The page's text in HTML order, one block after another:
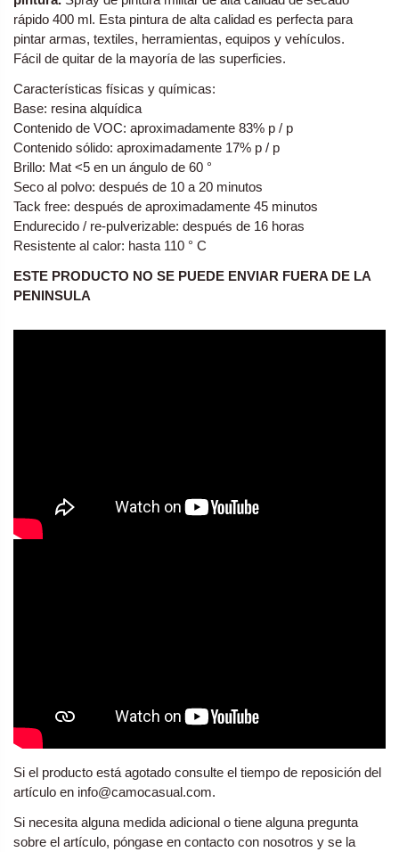
rápido 400 ml. Esta pintura de alta calidad es perfecta para
pintar armas, textiles, herramientas, equipos y vehículos.
Fácil de quitar de la mayoría de las superficies.
Características físicas y químicas:
Base: resina alquídica
Contenido de VOC: aproximadamente 83% p / p
Contenido sólido: aproximadamente 17% p / p
Brillo: Mat <5 en un ángulo de 60 °
Seco al polvo: después de 10 a 20 minutos
Tack free: después de aproximadamente 45 minutos
Endurecido / re-pulverizable: después de 16 horas
Resistente al calor: hasta 110 ° C
ESTE PRODUCTO NO SE PUEDE ENVIAR FUERA DE LA
PENINSULA
Si el producto está agotado consulte el tiempo de reposición del
artículo en info@camocasual.com.
Si necesita alguna medida adicional o tiene alguna pregunta
sobre el artículo, póngase en contacto con nosotros y se la